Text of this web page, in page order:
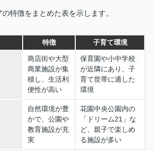
特徴をまとめた表を示します。
特徴 子育て環境
商店街や大型
商業施設が集
積し、生活利
便性が高い
保育園や小中学校
が近隣にあり、子
育て世帯に適した
環境
自然環境が豊
かで、公園や
教育施設が充
実
花園中央公園内の
「ドリーム21」な
ど、親子で楽しめ
る施設が多い